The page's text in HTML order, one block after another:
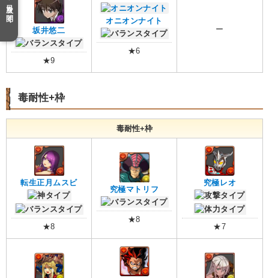
坂井悠二
★9
オニオンナイト
★6
ー
毒耐性+枠
毒耐性+枠
転生正月ムスビ
★8
究極マトリフ
★8
究極レオ
★7
目次を開く